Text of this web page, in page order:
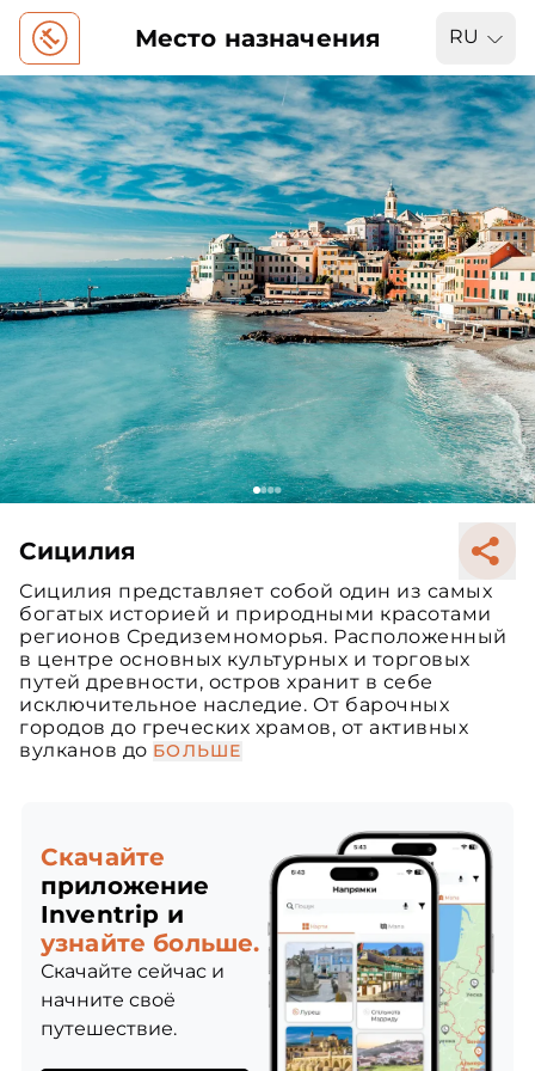
Место назначения RU
Сицилия
Сицилия представляет собой один из самых
богатых историей и природными красотами
регионов Средиземноморья. Расположенный
в центре основных культурных и торговых
путей древности, остров хранит в себе
исключительное наследие. От барочных
городов до греческих храмов, от активных
вулканов до БОЛЬШЕ
Скачайте
приложение
Inventrip и
узнайте больше.
Скачайте сейчас и
начните своё
путешествие.